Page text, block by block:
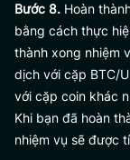
Bước 8. Hoàn
bằng cách thực
thành xong nhiệm
dịch với cặp BTC/
với cặp coin khác
Khi bạn đã hoàn
nhiệm vụ sẽ được